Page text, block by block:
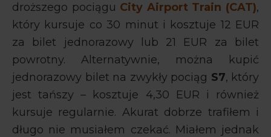
droższego pociągu City Airport Train (CAT),
który kursuje co 30 minut i kosztuje 12 EUR
za bilet jednorazowy lub 21 EUR za bilet
powrotny. Alternatywnie, można kupić
jednorazowy bilet na zwykły pociąg S7, który
jest tańszy – kosztuje 4,30 EUR i również
kursuje regularnie. Akurat dobrze trafiłem i
długo nie musiałem czekać. Miałem jednak